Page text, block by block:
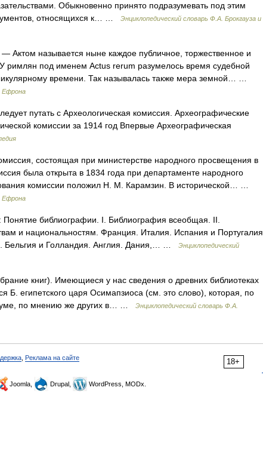
Обыкновенно принято подразумевать под этим
относящихся к… …
Энциклопедический словарь Ф.А. Брокгауза и
— Актом называется ныне каждое публичное, торжественное и
римлян под именем Actus rerum разумелось время судебной
времени. Так называлась также мера земной… …
Ефрона
путать с Археологическая комиссия. Археографические
комиссии за 1914 год Впервые Археографическая
состоящая при министерстве народного просвещения в
была открыта в 1834 года при департаменте народного
комиссии положил Н. М. Карамзин. В исторической… …
Ефрона
библиографии. I. Библиография всеобщая. II.
и национальностям. Франция. Италия. Испания и Португалия.
Бельгия и Голландия. Англия. Дания,… …
Энциклопедический
книг). Имеющиеся у нас сведения о древних библиотеках
Б. египетского царя Осимапзиоса (см. это слово), которая, по
по мнению же других в… …
Энциклопедический словарь Ф.А.
18+
Реклама на сайте
Joomla, Drupal, WordPress, MODx.